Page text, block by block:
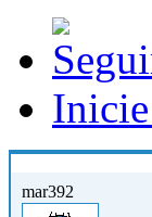
mar392